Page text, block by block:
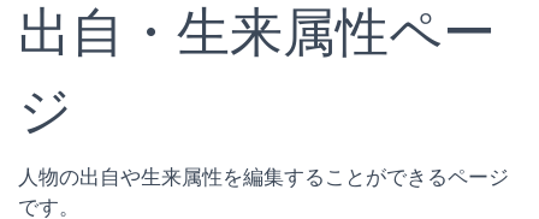
出自・生来属性ペー
ジ
人物の出自や生来属性を編集することができるページ
です。